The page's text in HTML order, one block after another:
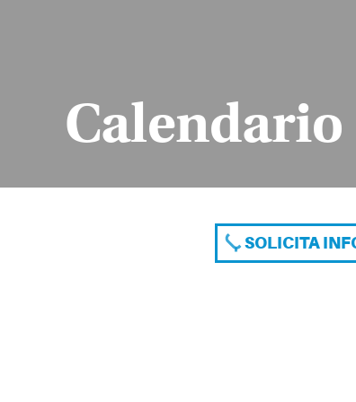
Calendario
SOLICITA